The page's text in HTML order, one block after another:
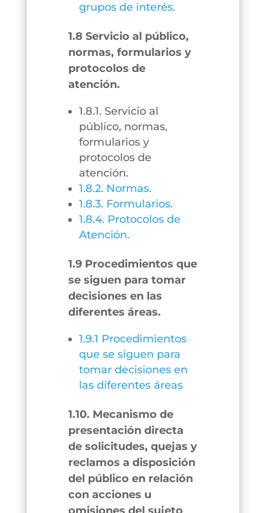
grupos de interés.
1.8 Servicio al público,
normas, formularios y
protocolos de
atención.
1.8.1. Servicio al
público, normas,
formularios y
protocolos de
atención.
1.8.2. Normas.
1.8.3. Formularios.
1.8.4. Protocolos de
Atención.
1.9 Procedimientos que
se siguen para tomar
decisiones en las
diferentes áreas.
1.9.1 Procedimientos
que se siguen para
tomar decisiones en
las diferentes áreas
1.10. Mecanismo de
presentación directa
de solicitudes, quejas y
reclamos a disposición
del público en relación
con acciones u